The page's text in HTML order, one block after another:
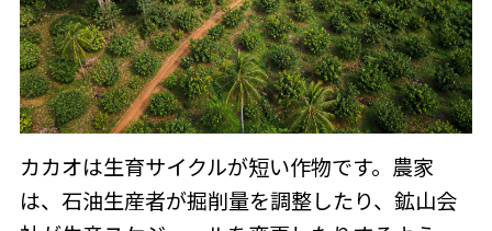
カカオは生育サイクルが短い作物です。農家
は、石油生産者が掘削量を調整したり、鉱山会